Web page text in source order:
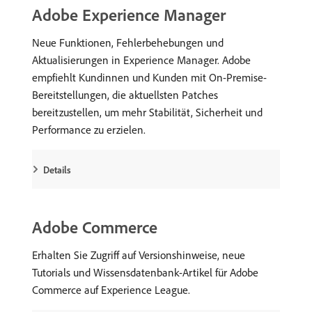
Adobe Experience Manager
Neue Funktionen, Fehlerbehebungen und
Aktualisierungen in Experience Manager. Adobe
empfiehlt Kundinnen und Kunden mit On-Premise-
Bereitstellungen, die aktuellsten Patches
bereitzustellen, um mehr Stabilität, Sicherheit und
Performance zu erzielen.
Details
Adobe Commerce
Erhalten Sie Zugriff auf Versionshinweise, neue
Tutorials und Wissensdatenbank-Artikel für Adobe
Commerce auf Experience League.